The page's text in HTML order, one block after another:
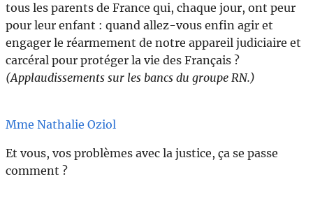
tous les parents de France qui, chaque jour, ont peur
pour leur enfant : quand allez-vous enfin agir et
engager le réarmement de notre appareil judiciaire et
carcéral pour protéger la vie des Français ?
(Applaudissements sur les bancs du groupe RN.)
Mme Nathalie Oziol
Et vous, vos problèmes avec la justice, ça se passe
comment ?